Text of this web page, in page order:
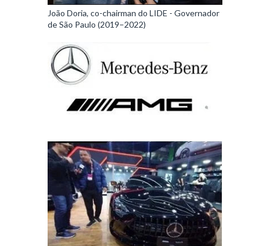
João Doria, co-chairman do LIDE - Governador
de São Paulo (2019–2022)